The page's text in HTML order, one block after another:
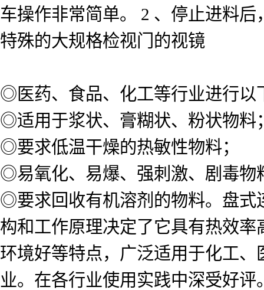
车操作非常简单。 2 、停止进料
特殊的大规格检视门的视镜
◎医药、食品、化工等行业进行以
◎适用于浆状、膏糊状、粉状物料
◎要求低温干燥的热敏性物料；
◎易氧化、易爆、强刺激、剧毒物
◎要求回收有机溶剂的物料。盘式
构和工作原理决定了它具有热效
环境好等特点，广泛适用于化工
业。在各行业使用实践中深受好